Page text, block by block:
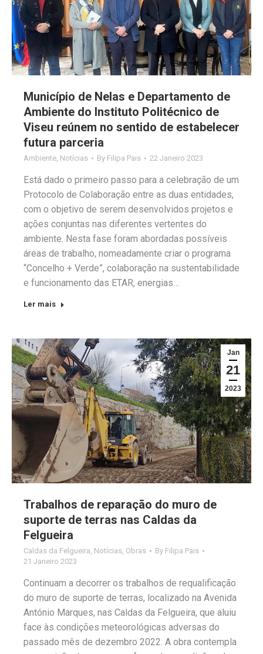
Município de Nelas e Departamento de
Ambiente do Instituto Politécnico de
Viseu reúnem no sentido de estabelecer
futura parceria
Ambiente, Notícias By Filipa Pais 22 Janeiro 2023
Está dado o primeiro passo para a celebração de um
Protocolo de Colaboração entre as duas entidades,
com o objetivo de serem desenvolvidos projetos e
ações conjuntas nas diferentes vertentes do
ambiente. Nesta fase foram abordadas possíveis
áreas de trabalho, nomeadamente criar o programa
“Concelho + Verde”, colaboração na sustentabilidade
e funcionamento das ETAR, energias…
Ler mais
Jan
21
2023
Trabalhos de reparação do muro de
suporte de terras nas Caldas da
Felgueira
Caldas da Felgueira Notícias Obras By Filipa Pais
21 Janeiro 2023
Continuam a decorrer os trabalhos de requalificação
do muro de suporte de terras, localizado na Avenida
António Marques, nas Caldas da Felgueira, que aluiu
face às condições meteorológicas adversas do
passado mês de dezembro 2022. A obra contempla